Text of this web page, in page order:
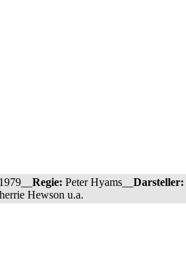
1979__ Regie: Peter Hyams__ Darsteller:
Hewson u.a.